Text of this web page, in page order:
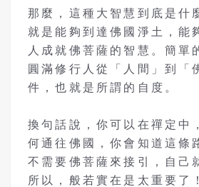
那麼，這種大智慧到底是什
就是能夠到達佛國淨土，能
人成就佛菩薩的智慧。簡單
圓滿修行人從「人間」到「
件，也就是所謂的自度。
換句話說，你可以在禪定中
何通往佛國，你會知道這條
不需要佛菩薩來接引，自己
所以，般若實在是太重要了